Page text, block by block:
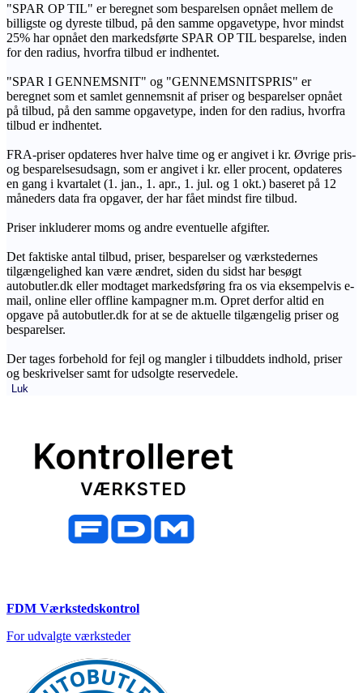
"SPAR OP TIL" er beregnet som besparelsen opnået mellem de
billigste og dyreste tilbud, på den samme opgavetype, hvor mindst
25% har opnået den markedsførte SPAR OP TIL besparelse, inden
for den radius, hvorfra tilbud er indhentet.
"SPAR I GENNEMSNIT" og "GENNEMSNITSPRIS" er
beregnet som et samlet gennemsnit af priser og besparelser opnået
på tilbud, på den samme opgavetype, inden for den radius, hvorfra
tilbud er indhentet.
FRA-priser opdateres hver halve time og er angivet i kr. Øvrige pris-
og besparelsesudsagn, som er angivet i kr. eller procent, opdateres
en gang i kvartalet (1. jan., 1. apr., 1. jul. og 1 okt.) baseret på 12
måneders data fra opgaver, der har fået mindst fire tilbud.
Priser inkluderer moms og andre eventuelle afgifter.
Det faktiske antal tilbud, priser, besparelser og værkstedernes
tilgængelighed kan være ændret, siden du sidst har besøgt
autobutler.dk eller modtaget markedsføring fra os via eksempelvis e-
mail, online eller offline kampagner m.m. Opret derfor altid en
opgave på autobutler.dk for at se de aktuelle tilgængelig priser og
besparelser.
Der tages forbehold for fejl og mangler i tilbuddets indhold, priser
og beskrivelser samt for udsolgte reservedele.
Luk
FDM Værkstedskontrol
For udvalgte værksteder